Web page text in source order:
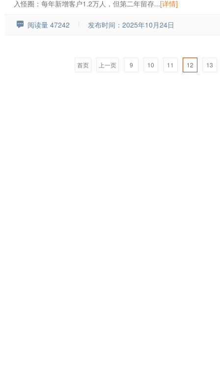
入怪圈：每年新增客户1.2万人，但第二年留存...[详情]
阅读量 47242 发布时间：2025年10月24日
首页 上一页 9 10 11 12 13